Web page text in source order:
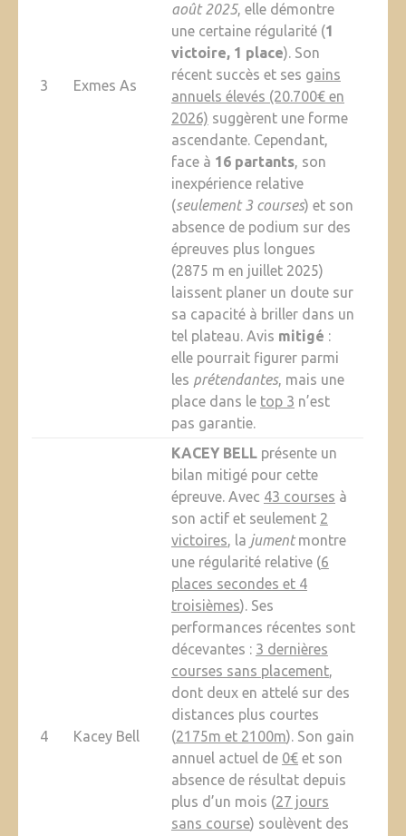
3 Exmes As
août 2025, elle démontre
une certaine régularité (1
victoire, 1 place). Son
récent succès et ses gains
annuels élevés (20.700€ en
2026) suggèrent une forme
ascendante. Cependant,
face à 16 partants, son
inexpérience relative
(seulement 3 courses) et son
absence de podium sur des
épreuves plus longues
(2875 m en juillet 2025)
laissent planer un doute sur
sa capacité à briller dans un
tel plateau. Avis mitigé :
elle pourrait figurer parmi
les prétendantes, mais une
place dans le top 3 n’est
pas garantie.
4 Kacey Bell
KACEY BELLprésente un
bilan mitigé pour cette
épreuve. Avec 43 courses à
son actif et seulement 2
victoires, la jumentmontre
une régularité relative (6
places secondes et 4
troisièmes). Ses
performances récentes sont
décevantes : 3 dernières
courses sans placement,
dont deux en attelé sur des
distances plus courtes
(2175m et 2100m). Son gain
annuel actuel de 0€et son
absence de résultat depuis
plus d’un mois (27 jours
sans course) soulèvent des